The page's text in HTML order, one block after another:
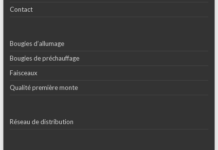
Contact
Bougies d’allumage
Bougies de préchauffage
Faisceaux
Qualité première monte
Réseau de distribution